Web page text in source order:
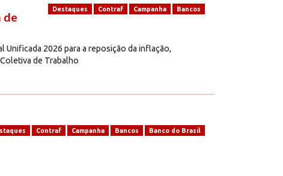
Destaques Contraf Campanha Bancos
de
Unificada 2026 para a reposição da inflação,
de Trabalho
Contraf Campanha Bancos Banco do Brasil